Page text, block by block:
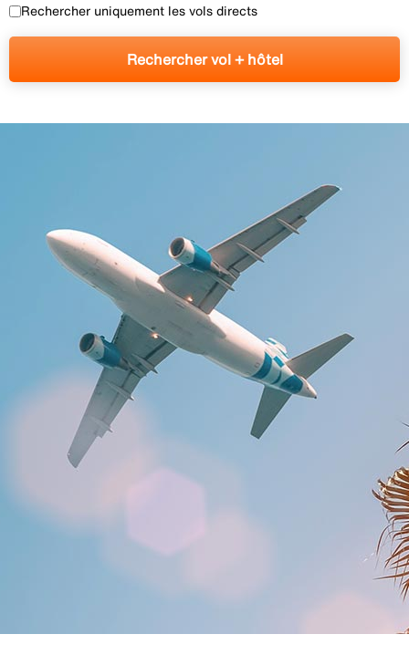
Rechercher uniquement les vols directs
Rechercher vol + hôtel